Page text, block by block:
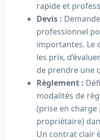
rapide et
Devis :
professionnel
importantes. Le
les prix,
de prendre une
Règlement :
modalités de
(prise en
propriétaire)
Un contrat clair